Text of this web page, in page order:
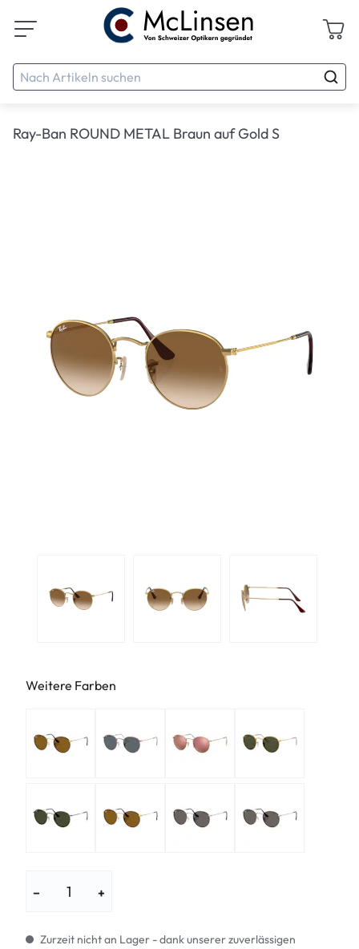
Ray-Ban ROUND METAL Braun auf Gold S
Weitere Farben
− +
Zurzeit nicht an Lager - dank unserer zuverlässigen